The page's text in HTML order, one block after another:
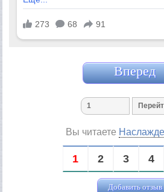
Вперед
Вы читаете
1 2 3 4
Добавить отзыв